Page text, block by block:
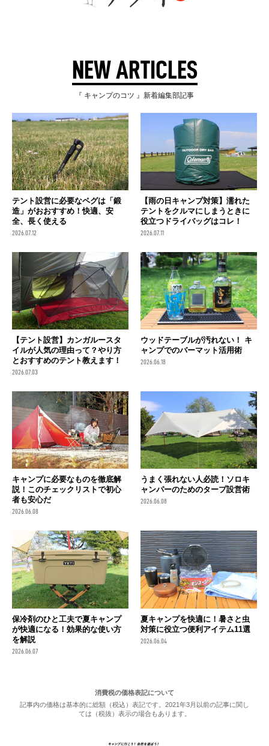
NEW ARTICLES
『 キャンプのコツ 』新着編集部記事
テント設営に必要なペグは「鍛
造」がおおすすめ！快適、安
全、長く使える
2026.07.12
【雨の日キャンプ対策】濡れた
テントをクルマにしまうときに
役立つドライバッグはコレ！
2026.07.11
【テント設営】カンガルースタ
イルが人気の理由って？やり方
とおすすめのテント教えます！
2026.07.03
ウッドテーブルが汚れない！ キ
ャンプでのバーマット活用術
2026.06.18
キャンプに必要なものを徹底解
説！このチェックリストで初心
者も安心だ
2026.06.08
うまく張れない人必読！ソロキ
ャンパーのためのタープ設営術
2026.06.08
保冷剤のひと工夫で夏キャンプ
が快適になる！効果的な使い方
を解説
2026.06.07
夏キャンプを快適に！暑さと虫
対策に役立つ便利アイテム11選
2026.06.04
消費税の価格表記について
記事内の価格は基本的に総額（税込）表記です。2021年3月以前の記事に関し
ては（税抜）表示の場合もあります。